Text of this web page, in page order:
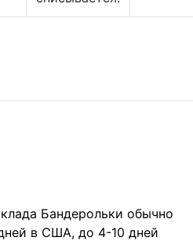
Бандерольки обычно
в США, до 4-10 дней